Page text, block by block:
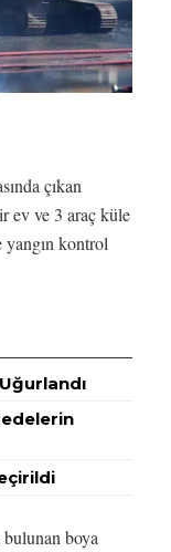
çıkan
ev ve 3 araç küle
yangın kontrol
boya